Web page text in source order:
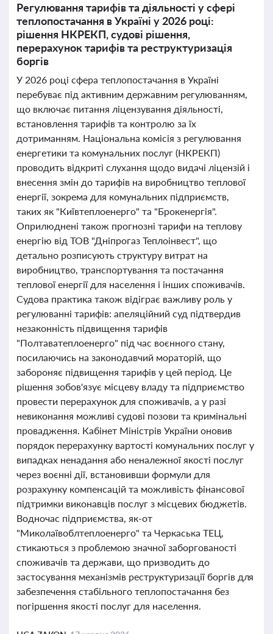
Регулювання тарифів та діяльності у сфері
теплопостачання в Україні у 2026 році:
рішення НКРЕКП, судові рішення,
перерахунок тарифів та реструктуризація
боргів
У 2026 році сфера теплопостачання в Україні
перебуває під активним державним регулюванням,
що включає питання ліцензування діяльності,
встановлення тарифів та контролю за їх
дотриманням. Національна комісія з регулювання
енергетики та комунальних послуг (НКРЕКП)
проводить відкриті слухання щодо видачі ліцензій і
внесення змін до тарифів на виробництво теплової
енергії, зокрема для комунальних підприємств,
таких як "Київтеплоенерго" та "Брокенергія".
Оприлюднені також прогнозні тарифи на теплову
енергію від ТОВ "Дніпрогаз Теплоінвест", що
детально розписують структуру витрат на
виробництво, транспортування та постачання
теплової енергії для населення і інших споживачів.
Судова практика також відіграє важливу роль у
регулюванні тарифів: апеляційний суд підтвердив
незаконність підвищення тарифів
"Полтаватеплоенерго" під час воєнного стану,
посилаючись на законодавчий мораторій, що
забороняє підвищення тарифів у цей період. Це
рішення зобов'язує місцеву владу та підприємство
провести перерахунок для споживачів, а у разі
невиконання можливі судові позови та кримінальні
провадження. Кабінет Міністрів України оновив
порядок перерахунку вартості комунальних послуг у
випадках ненадання або неналежної якості послуг
через воєнні дії, встановивши формули для
розрахунку компенсацій та можливість фінансової
підтримки виконавців послуг з місцевих бюджетів.
Водночас підприємства, як-от
"Миколаївоблтеплоенерго" та Черкаська ТЕЦ,
стикаються з проблемою значної заборгованості
споживачів та держави, що призводить до
застосування механізмів реструктуризації боргів для
забезпечення стабільного теплопостачання без
погіршення якості послуг для населення.